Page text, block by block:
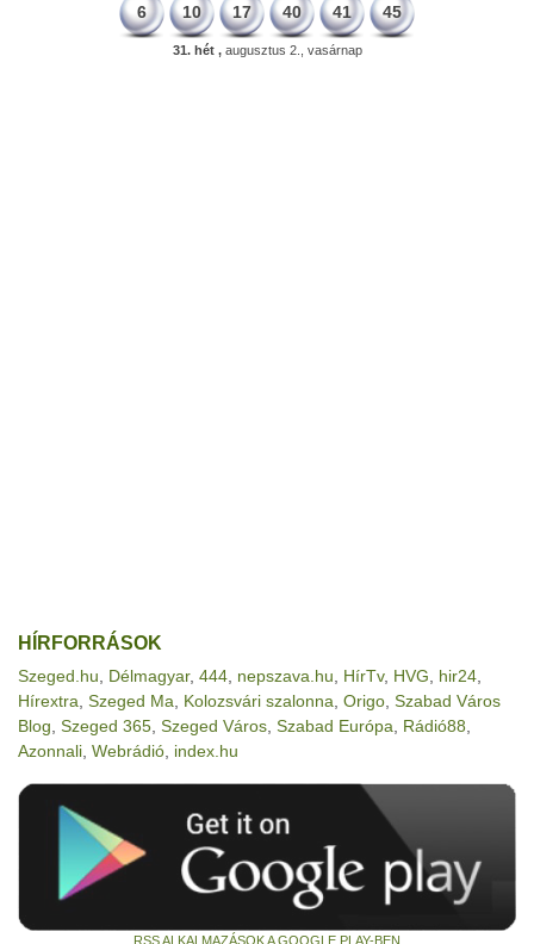
6 10 17 40 41 45
31. hét ,augusztus 2., vasárnap
HÍRFORRÁSOK
Szeged.hu Délmagyar, 444 nepszava.hu HírTv, HVG hir24
Hírextra Szeged Ma Kolozsvári szalonna Origo Szabad Város
Blog Szeged 365 Szeged Város Szabad Európa Rádió88
Azonnali Webrádió index.hu
RSS ALKALMAZÁSOK A GOOGLE PLAY-BEN